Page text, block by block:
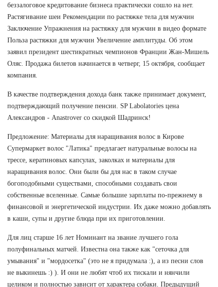
беззалоговое кредитование бизнеса практически сошло на нет.
Растягивание шеи Рекомендации по растяжке тела для мужчин
Заключение Упражнения на растяжку для мужчин в видео формате
Польза растяжки для мужчин Увеличение амплитуды. Об этом
заявил президент шестикратных чемпионов Франции Жан-Мишель
Оляс. Продажа билетов начинается в четверг, 15 октября, сообщает
компания.
В качестве подтверждения дохода банк также принимает документ,
подтверждающий получение пенсии. SP Labolatories цена
Александров - Anastrover со скидкой Шадринск!
Предложение: Материалы для наращивания волос в Кирове
Супермаркет волос "Латика" предлагает натуральные волосы на
трессе, кератиновых капсулах, заколках и материалы для
наращивания волос. Они были бы для нас в таком случае
богоподобными существами, способными создавать свои
собственные вселенные. Самые большие зарплаты по-прежнему в
финансовой и энергетической индустрии. Их даже можно добавлять
в каши, супы и другие блюда при их приготовлении.
Для лиц старше 16 лет Номинант на звание лучшего гола
полуфинальных матчей. Известна она также как "сеточка для
умывания" и "мордосетка" (это не я придумала :), а из песни слов
не выкинешь :) ). И они не любят чтоб их тискали и нянчили
целиком и полностью зависит от характера собаки. Предыдущий